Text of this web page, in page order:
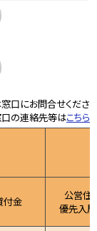
口にお問合せくださ
口の連絡先等はこちら
付金
公営住
優先入